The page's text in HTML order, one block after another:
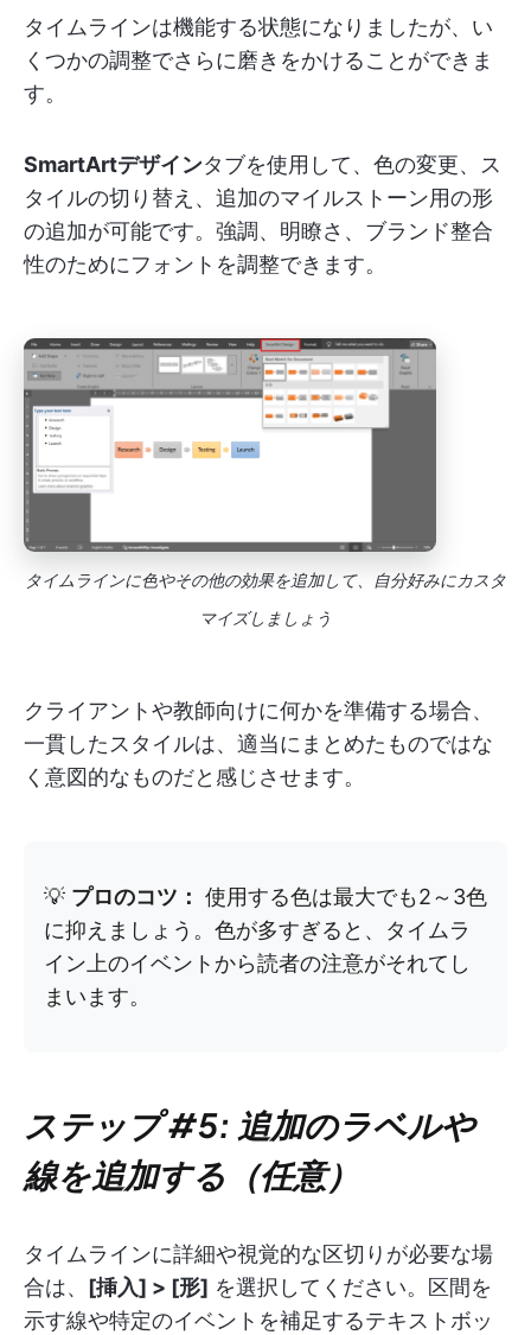
タイムラインは機能する状態になりましたが、い
くつかの調整でさらに磨きをかけることができま
す。
SmartArtデザインタブを使用して、色の変更、ス
タイルの切り替え、追加のマイルストーン用の形
の追加が可能です。強調、明瞭さ、ブランド整合
性のためにフォントを調整できます。
タイムラインに色やその他の効果を追加して、自分好みにカスタ
マイズしましょう
クライアントや教師向けに何かを準備する場合、
一貫したスタイルは、適当にまとめたものではな
く意図的なものだと感じさせます。
💡 プロのコツ： 使用する色は最大でも2～3色
に抑えましょう。色が多すぎると、タイムラ
イン上のイベントから読者の注意がそれてし
まいます。
ステップ #5: 追加のラベルや
線を追加する（任意）
タイムラインに詳細や視覚的な区切りが必要な場
合は、 [挿入] > [形] を選択してください。区間を
示す線や特定のイベントを補足するテキストボッ